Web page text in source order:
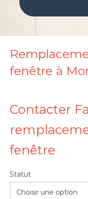
fenêtre à
Contacter
fenêtre
Statut
Choisir une option